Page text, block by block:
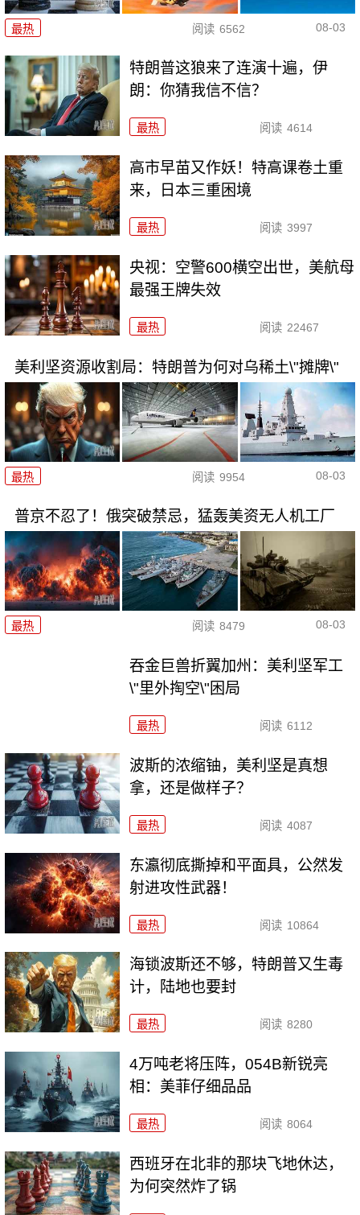
最热 阅读 6562 08-03
特朗普这狼来了连演十遍，伊
朗：你猜我信不信？
最热 阅读 4614
高市早苗又作妖！特高课卷土重
来，日本三重困境
最热 阅读 3997
央视：空警600横空出世，美航母
最强王牌失效
最热 阅读 22467
美利坚资源收割局：特朗普为何对乌稀土\"摊牌\"
最热 阅读 9954 08-03
普京不忍了！俄突破禁忌，猛轰美资无人机工厂
最热 阅读 8479 08-03
吞金巨兽折翼加州：美利坚军工
\"里外掏空\"困局
最热 阅读 6112
波斯的浓缩铀，美利坚是真想
拿，还是做样子？
最热 阅读 4087
东瀛彻底撕掉和平面具，公然发
射进攻性武器！
最热 阅读 10864
海锁波斯还不够，特朗普又生毒
计，陆地也要封
最热 阅读 8280
4万吨老将压阵，054B新锐亮
相：美菲仔细品品
最热 阅读 8064
西班牙在北非的那块飞地休达，
为何突然炸了锅